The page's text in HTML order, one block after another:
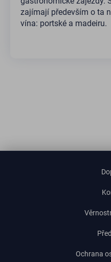
zajímají především o ta
vína: portské a madeiru.
Ochrana